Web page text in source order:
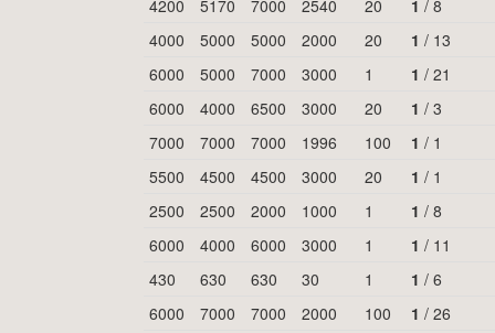
4200
5170 7000 2540 20 1 / 8
4000
5000 5000 2000 20 1 / 13
6000
5000 7000 3000 1 1 / 21
6000
4000 6500 3000 20 1 / 3
7000
7000 7000 1996 100 1 / 1
5500
4500 4500 3000 20 1 / 1
2500
2500 2000 1000 1 1 / 8
6000
4000 6000 3000 1 1 / 11
430
630 630 30 1 1 / 6
6000
7000 7000 2000 100 1 / 26